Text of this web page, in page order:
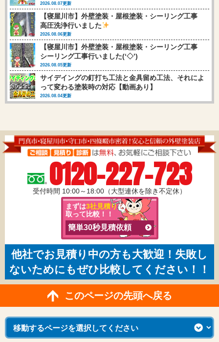
2026.08.07更新
【寝屋川市】外壁塗装・屋根塗装・シーリング工事
高圧洗浄行いました
2026.08.06更新
【寝屋川市】外壁塗装・屋根塗装・シーリング工事
シーリング工事行いました(‘◇’)ゞ
2026.08.05更新
サイデイングの釘打ち工法と金具留め工法、それによ
って変わる塗装時の対応【動画あり】
2026.08.04更新
0120-227-723
受付時間 10:00～18:00（大型連休を除き不定休）
まずは3社見積りを
取って比較！！
簡単30秒見積依頼
他社でお見積り中の方も大歓迎！失敗し
ないためにもぜひ比較してください！！
このページの先頭へ戻る